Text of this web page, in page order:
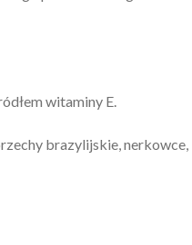
witaminy E.
brazylijskie, nerkowce,